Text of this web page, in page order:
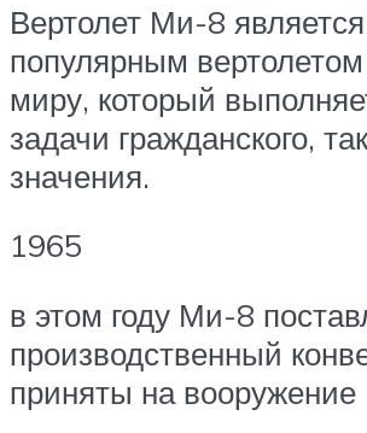
Вертолет Ми-8
популярным
миру, который
задачи гражданского,
значения.
1965
в этом году Ми-8
производственный
приняты на вооружение